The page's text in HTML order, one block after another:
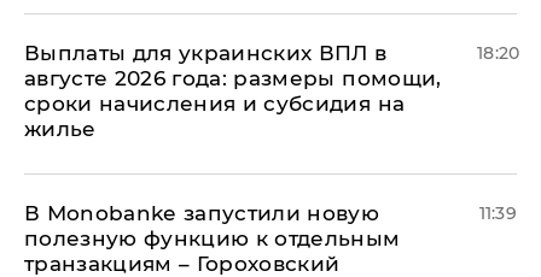
Выплаты для украинских ВПЛ в
августе 2026 года: размеры помощи,
сроки начисления и субсидия на
жилье
18:20
В Мonobankе запустили новую
полезную функцию к отдельным
транзакциям – Гороховский
11:39